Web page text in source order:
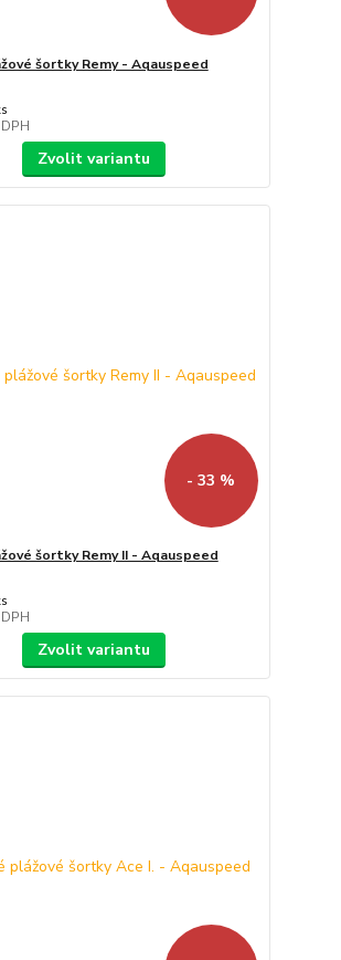
šortky Remy - Aqauspeed
Zvolit variantu
- 33 %
šortky Remy II - Aqauspeed
Zvolit variantu